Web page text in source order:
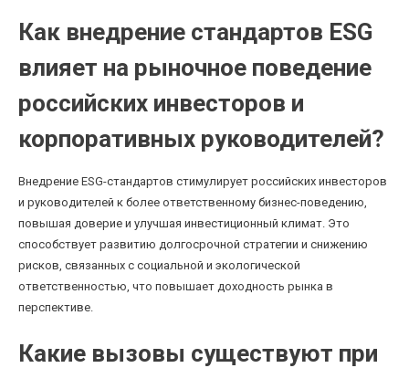
Как внедрение стандартов ESG
влияет на рыночное поведение
российских инвесторов и
корпоративных руководителей?
Внедрение ESG-стандартов стимулирует российских инвесторов
и руководителей к более ответственному бизнес-поведению,
повышая доверие и улучшая инвестиционный климат. Это
способствует развитию долгосрочной стратегии и снижению
рисков, связанных с социальной и экологической
ответственностью, что повышает доходность рынка в
перспективе.
Какие вызовы существуют при